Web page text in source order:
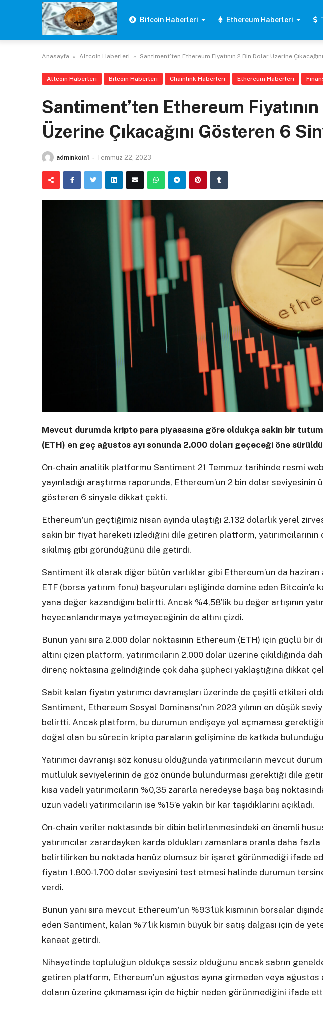
Bitcoin Haberleri Ethereum Haberleri
Anasayfa » Altcoin Haberleri » Santiment’ten Ethereum Fiyatının 2 Bin Dolar Üzerine
Altcoin Haberleri Bitcoin Haberleri Chainlink Haberleri Ethereum Haberleri
Santiment’ten Ethereum
Üzerine Çıkacağını Gösteren 6
adminkoin1 - Temmuz 22, 2023
Mevcut durumda kripto para piyasasına göre oldukça sakin bir
(ETH) en geç ağustos ayı sonunda 2.000 doları geçeceği öne
On-chain analitik platformu Santiment 21 Temmuz tarihinde resmi
yayınladığı araştırma raporunda, Ethereum’un 2 bin dolar seviyesinin
gösteren 6 sinyale dikkat çekti.
Ethereum’un geçtiğimiz nisan ayında ulaştığı 2.132 dolarlık yerel
sakin bir fiyat hareketi izlediğini dile getiren platform, yatırımcılarının
sıkılmış gibi göründüğünü dile getirdi.
Santiment ilk olarak diğer bütün varlıklar gibi Ethereum’un da haziran
ETF (borsa yatırım fonu) başvuruları eşliğinde domine eden Bitcoin’e
yana değer kazandığını belirtti. Ancak %4,58’lik bu değer artışının
heyecanlandırmaya yetmeyeceğinin de altını çizdi.
Bunun yanı sıra 2.000 dolar noktasının Ethereum (ETH) için güçlü bir
altını çizen platform, yatırımcıların 2.000 dolar üzerine çıkıldığında
direnç noktasına gelindiğinde çok daha şüpheci yaklaştığına dikkat
Sabit kalan fiyatın yatırımcı davranışları üzerinde de çeşitli etkileri
Santiment, Ethereum Sosyal Dominansı’nın 2023 yılının en düşük
belirtti. Ancak platform, bu durumun endişeye yol açmaması
doğal olan bu sürecin kripto paraların gelişimine de katkıda
Yatırımcı davranışı söz konusu olduğunda yatırımcıların mevcut
mutluluk seviyelerinin de göz önünde bulundurması gerektiği dile
kısa vadeli yatırımcıların %0,35 zararla neredeyse başa baş
uzun vadeli yatırımcıların ise %15’e yakın bir kar taşıdıklarını açıkladı.
On-chain veriler noktasında bir dibin belirlenmesindeki en önemli
yatırımcılar zarardayken karda oldukları zamanlara oranla daha fazla
belirtilirken bu noktada henüz olumsuz bir işaret görünmediği ifade
fiyatın 1.800-1.700 dolar seviyesini test etmesi halinde durumun
verdi.
Bunun yanı sıra mevcut Ethereum’un %93’lük kısmının borsalar
eden Santiment, kalan %7’lik kısmın büyük bir satış dalgası için de
kanaat getirdi.
Nihayetinde topluluğun oldukça sessiz olduğunu ancak sabrın
getiren platform, Ethereum’un ağustos ayına girmeden veya ağustos
doların üzerine çıkmaması için de hiçbir neden görünmediğini ifade